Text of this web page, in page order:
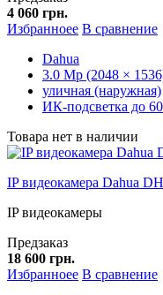
4 060 грн.
Избранноее В сравнение
Dahua
3.0 Mp (2048 ×
уличная (наружная)
ИК-подсветка до
Товара нет в наличии
IP видеокамера Dahua
IP видеокамеры
Предзаказ
18 600 грн.
Избранноее В сравнение